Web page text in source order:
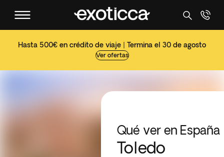
Hasta 500€ en crédito de viaje | Termina el 30 de agosto
Ver ofertas
Qué ver en España
Toledo